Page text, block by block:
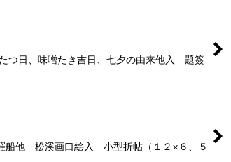
つ日、味噌たき吉日、七夕の由来他入 題簽
船他 松溪画口絵入 小型折帖（１２×６、５